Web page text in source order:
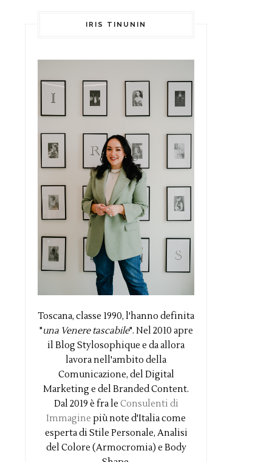
IRIS TINUNIN
Toscana, classe 1990, l'hanno definita
"una Venere tascabile". Nel 2010 apre
il Blog Stylosophique e da allora
lavora nell'ambito della
Comunicazione, del Digital
Marketing e del Branded Content.
Dal 2019 è fra le Consulenti di
Immagine più note d'Italia come
esperta di Stile Personale, Analisi
del Colore (Armocromia) e Body